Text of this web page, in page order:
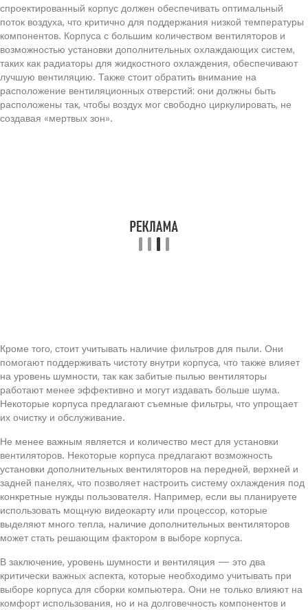
спроектированный корпус должен обеспечивать оптимальный
поток воздуха, что критично для поддержания низкой температуры
компонентов. Корпуса с большим количеством вентиляторов и
возможностью установки дополнительных охлаждающих систем,
таких как радиаторы для жидкостного охлаждения, обеспечивают
лучшую вентиляцию. Также стоит обратить внимание на
расположение вентиляционных отверстий: они должны быть
расположены так, чтобы воздух мог свободно циркулировать, не
создавая «мертвых зон».
Кроме того, стоит учитывать наличие фильтров для пыли. Они
помогают поддерживать чистоту внутри корпуса, что также влияет
на уровень шумности, так как забитые пылью вентиляторы
работают менее эффективно и могут издавать больше шума.
Некоторые корпуса предлагают съемные фильтры, что упрощает
их очистку и обслуживание.
Не менее важным является и количество мест для установки
вентиляторов. Некоторые корпуса предлагают возможность
установки дополнительных вентиляторов на передней, верхней и
задней панелях, что позволяет настроить систему охлаждения под
конкретные нужды пользователя. Например, если вы планируете
использовать мощную видеокарту или процессор, которые
выделяют много тепла, наличие дополнительных вентиляторов
может стать решающим фактором в выборе корпуса.
В заключение, уровень шумности и вентиляция — это два
критически важных аспекта, которые необходимо учитывать при
выборе корпуса для сборки компьютера. Они не только влияют на
комфорт использования, но и на долговечность компонентов и